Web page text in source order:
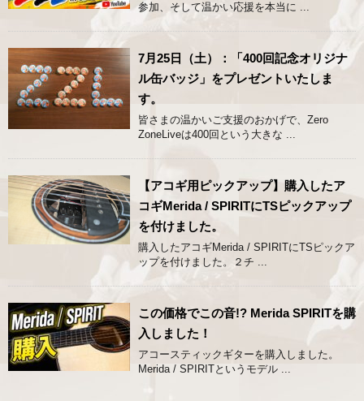
参加、そして温かい応援を本当に ...
7月25日（土）：「400回記念オリジナ
ル缶バッジ」をプレゼントいたしま
す。
皆さまの温かいご支援のおかげで、Zero
ZoneLiveは400回という大きな ...
【アコギ用ピックアップ】購入したア
コギMerida / SPIRITにTSピックアップ
を付けました。
購入したアコギMerida / SPIRITにTSピックア
ップを付けました。２チ ...
この価格でこの音!? Merida SPIRITを購
入しました！
アコースティックギターを購入しました。
Merida / SPIRITというモデル ...